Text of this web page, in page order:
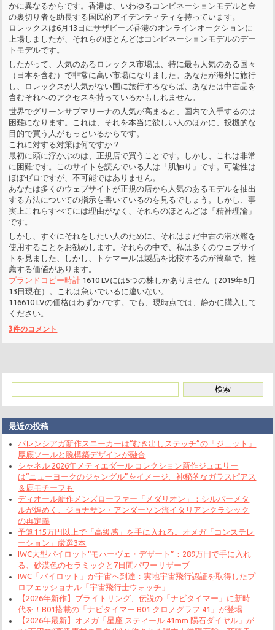
かに異なるからです。香港は、いわゆるコンビネーションモデルと金
の裏切り者を助長する国民的アイデンティティを持っています。
ロレックスは6月13日にサザビーズ香港のオンラインオークションに
上場しましたが、それらのほとんどはコンビネーションモデルのデー
トモデルです。
したがって、人気のあるロレックス市場は、特に最も人気のある国々
（日本を含む）で非常に高い市場になりました。あなたが海外に旅行
し、ロレックスが人気がない国に旅行するならば、あなたは中古品を
含むそれへのアクセスを持っているかもしれません。
世界でグリーンサブマリーナの人気が高まると、国内で入手するのは
困難になります。これは、それを本当に欲しい人のほかに、投機的な
目的で買う人がもっといるからです。
これに対する対策は何ですか？
最初に頭に浮かぶのは、正規店で買うことです。しかし、これは非常
に困難です。このサイトを読んでいる人は「肌触り」です。可能性は
ほぼゼロですが、不可能ではありません。
あなたは多くのウェブサイトが正規の店から人気のあるモデルを抽出
する方法についての指示を書いているのを見るでしょう。しかし、事
実上これらすべてには理由がなく、それらのほとんどは「精神理論」
です。
しかし、すぐにそれをしたい人のために、それはまだ中古の潜水艦を
使用することをお勧めします。それらの中で、私は多くのウェブサイ
トを見ました、しかし、トケマールは製品を比較するのが簡単で、推
薦する価値があります。
ブランドコピー時計 1610 LVには5つの株しかありません（2019年6月
13日現在）。これは急いでいるに違いない。
116610 LVの価格はわずか7です。でも、現時点では、静かに購入して
ください。
3件のコメント
最近の投稿
バレンシアガ新作スニーカーは“むき出しステッチ”の「ジェット」
厚底ソールと脱構築デザインが融合
シャネル 2026年メティエダール コレクション新作ジュエリー
は“ニューヨークのジャングル”をイメージ、神秘的なガラスピアス
＆鹿モチーフも
ディオール新作メンズローファー「メダリオン」：シルバーメタ
ルが煌めく、ジョナサン・アンダーソン流イタリアンクラシック
の再定義
予算115万円以上で「高級感」を手に入れる。オメガ「コンステレ
ーション」厳選3本
IWC大型パイロット“モハーヴェ・デザート”：289万円で手に入れ
る、砂漠色のセラミックと7日間パワーリザーブ
IWC「パイロット」が宇宙へ到達：実地宇宙飛行認証を取得したプ
ロフェッショナル「宇宙飛行士ウォッチ」
【2026年新作】ブライトリング、伝説の「ナビタイマー」に新時
代を！B01搭載の「ナビタイマー B01 クロノグラフ 41」が登場
【2026年最新】オメガ「星座 スティール 41mm 陨石ダイヤル」が